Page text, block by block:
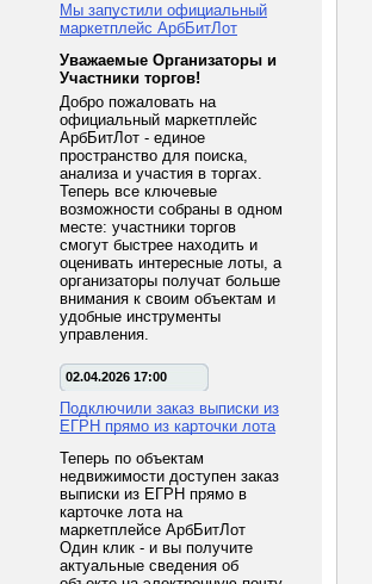
Мы запустили официальный
маркетплейс АрбБитЛот
Уважаемые Организаторы и
Участники торгов!
Добро пожаловать на
официальный маркетплейс
АрбБитЛот - единое
пространство для поиска,
анализа и участия в торгах.
Теперь все ключевые
возможности собраны в одном
месте: участники торгов
смогут быстрее находить и
оценивать интересные лоты, а
организаторы получат больше
внимания к своим объектам и
удобные инструменты
управления.
02.04.2026 17:00
Подключили заказ выписки из
ЕГРН прямо из карточки лота
Теперь по объектам
недвижимости доступен заказ
выписки из ЕГРН прямо в
карточке лота на
маркетплейсе АрбБитЛот
Один клик - и вы получите
актуальные сведения об